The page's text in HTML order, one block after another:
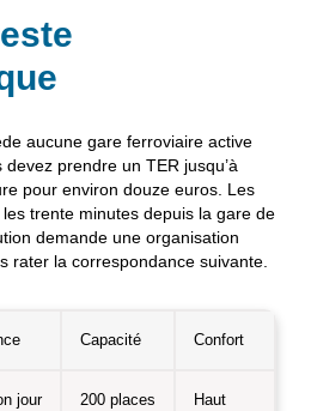
aucune gare ferroviaire active
prendre un TER jusqu’à
pour environ douze euros. Les
trente minutes depuis la gare de
demande une organisation
rater la correspondance suivante.
Capacité Confort
jour 200 places Haut